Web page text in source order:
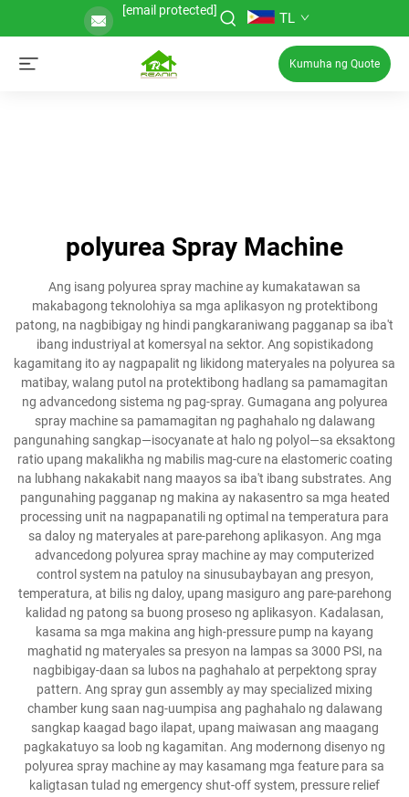
[email protected] TL
Kumuha ng Quote
polyurea Spray Machine
Ang isang polyurea spray machine ay kumakatawan sa
makabagong teknolohiya sa mga aplikasyon ng protektibong
patong, na nagbibigay ng hindi pangkaraniwang pagganap sa iba't
ibang industriyal at komersyal na sektor. Ang sopistikadong
kagamitang ito ay nagpapalit ng likidong materyales na polyurea sa
matibay, walang putol na protektibong hadlang sa pamamagitan
ng advancedong sistema ng pag-spray. Gumagana ang polyurea
spray machine sa pamamagitan ng paghahalo ng dalawang
pangunahing sangkap—isocyanate at halo ng polyol—sa eksaktong
ratio upang makalikha ng mabilis mag-cure na elastomeric coating
na lubhang nakakabit nang maayos sa iba't ibang substrates. Ang
pangunahing pagganap ng makina ay nakasentro sa mga heated
processing unit na nagpapanatili ng optimal na temperatura para
sa daloy ng materyales at pare-parehong aplikasyon. Ang mga
advancedong polyurea spray machine ay may computerized
control system na patuloy na sinusubaybayan ang presyon,
temperatura, at bilis ng daloy, upang masiguro ang pare-parehong
kalidad ng patong sa buong proseso ng aplikasyon. Kadalasan,
kasama sa mga makina ang high-pressure pump na kayang
maghatid ng materyales sa presyon na lampas sa 3000 PSI, na
nagbibigay-daan sa lubos na paghahalo at perpektong spray
pattern. Ang spray gun assembly ay may specialized mixing
chamber kung saan nag-uumpisa ang paghahalo ng dalawang
sangkap kaagad bago ilapat, upang maiwasan ang maagang
pagkakatuyo sa loob ng kagamitan. Ang modernong disenyo ng
polyurea spray machine ay may kasamang mga feature para sa
kaligtasan tulad ng emergency shut-off system, pressure relief